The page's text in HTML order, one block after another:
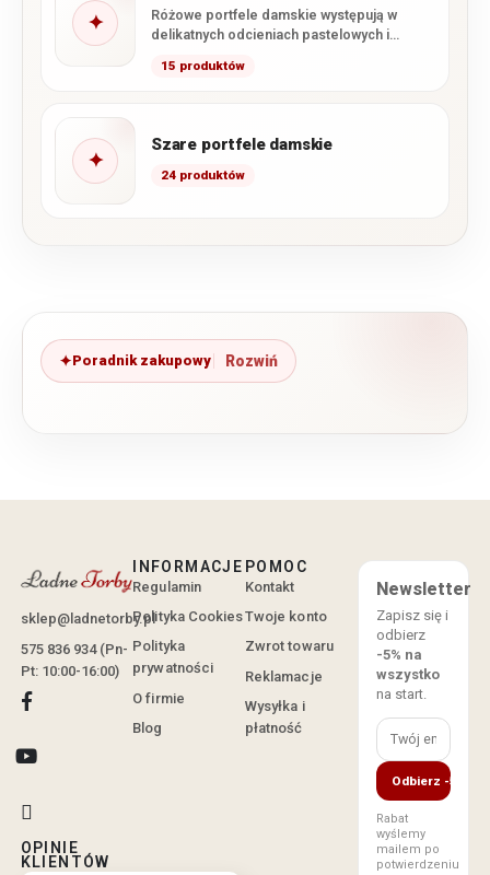
✦
Różowe portfele damskie występują w
delikatnych odcieniach pastelowych i
intensywnym…
15 produktów
✦
Szare portfele damskie
24 produktów
Poradnik zakupowy
sklep@ladnetorby.pl
575 836 934 (Pn-
Pt: 10:00-16:00)
OPINIE
KLIENTÓW
INFORMACJE
Regulamin
Polityka Cookies
Polityka
prywatności
O firmie
Blog
POMOC
Kontakt
Twoje konto
Zwrot towaru
Reklamacje
Wysyłka i
płatność
Newsletter
Zapisz się i
odbierz
-5% na
wszystko
na start.
Odbierz -5%
Rabat
wyślemy
mailem po
potwierdzeniu